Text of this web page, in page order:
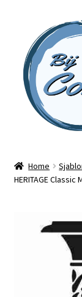
naar
navigatie
inhoud
Workshops
Blog / DIY /
Home
HERITAGE Classic